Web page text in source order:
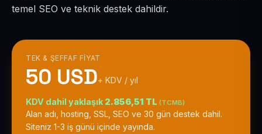
temel SEO ve teknik destek dahildir.
TEK & ŞEFFAF FIYAT
50 USD+ KDV / yıl
KDV dahil yaklaşık 2.856,51 TL (TCMB)
Alan adı, hosting, SSL, SEO ve 30 gün destek dahil.
Siteniz 1-3 iş günü içinde yayında.